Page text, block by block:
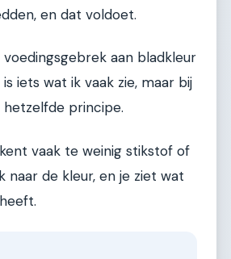
en dat voldoet.
aan bladkleur
iets wat ik vaak zie, maar bij
principe.
vaak te weinig stikstof of
naar de kleur, en je ziet wat